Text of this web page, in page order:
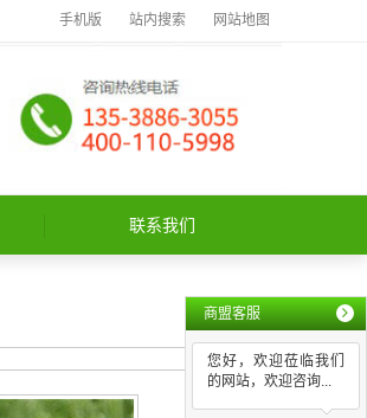
手机版 站内搜索 网站地图
联系我们
商盟客服
您好，欢迎莅临我们
的网站，欢迎咨询...